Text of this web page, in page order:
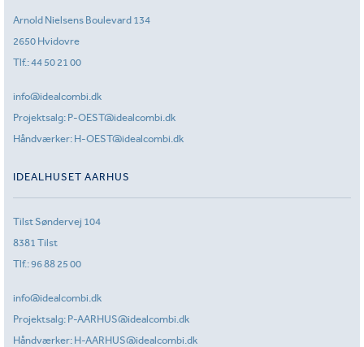
Arnold Nielsens Boulevard 134
2650 Hvidovre
Tlf.:44 50 21 00
info@idealcombi.dk
Projektsalg: P-OEST@idealcombi.dk
Håndværker: H-OEST@idealcombi.dk
IDEALHUSET AARHUS
Tilst Søndervej 104
8381 Tilst
Tlf.:96 88 25 00
info@idealcombi.dk
Projektsalg: P-AARHUS@idealcombi.dk
Håndværker: H-AARHUS@idealcombi.dk